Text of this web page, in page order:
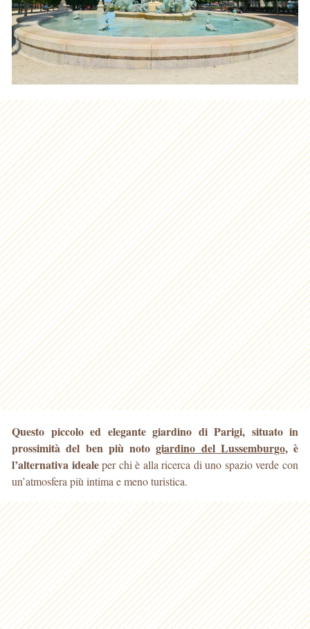
Questo piccolo ed elegante giardino di Parigi, situato in
prossimità del ben più notogiardino del Lussemburgo, è
l’alternativa idealeper chi è alla ricerca di uno spazioverde con
un’atmosfera più intima e meno turistica.